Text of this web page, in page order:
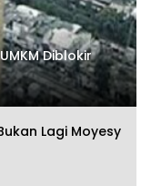
Diblokir
Lagi Moyesy